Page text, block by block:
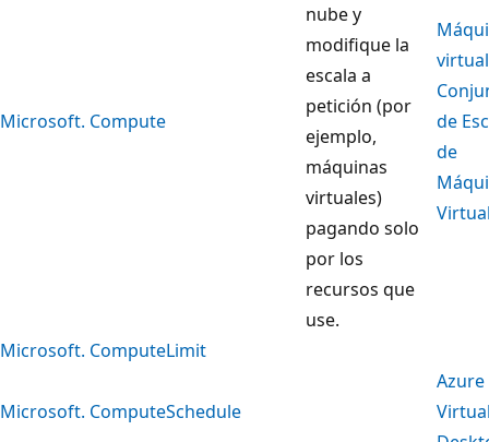
Microsoft. Compute
nube y
modifique la
escala a
petición (por
ejemplo,
máquinas
virtuales)
pagando solo
por los
recursos que
use.
de
de
Microsoft. ComputeLimit
Microsoft. ComputeSchedule
Azure